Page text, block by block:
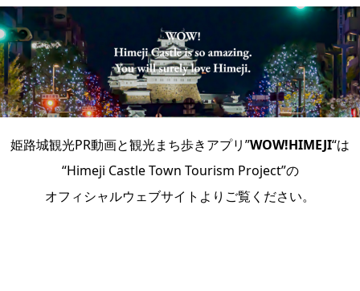
姫路城観光PR動画と観光まち歩きアプリ”WOW!HIMEJI“は
“Himeji Castle Town Tourism Project”の
オフィシャルウェブサイトよりご覧ください。